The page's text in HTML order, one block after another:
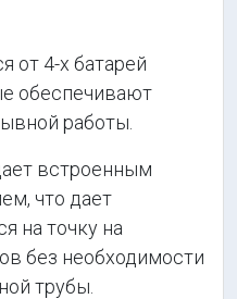
от 4-х батарей
обеспечивают
работы.
встроенным
что дает
на точку на
без необходимости
трубы.